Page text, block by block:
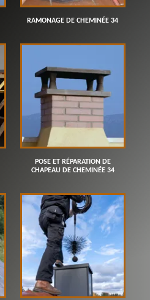
RAMONAGE DE CHEMINÉE 34
POSE ET RÉPARATION DE
CHAPEAU DE CHEMINÉE 34